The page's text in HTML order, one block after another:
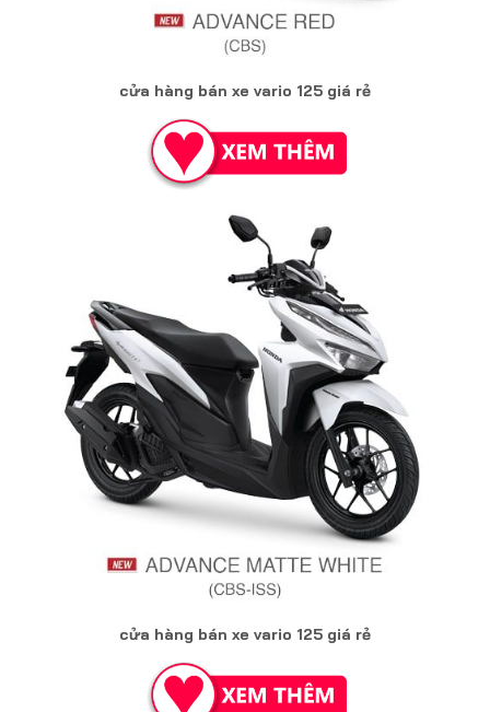
cửa hàng bán xe vario 125 giá rẻ
cửa hàng bán xe vario 125 giá rẻ